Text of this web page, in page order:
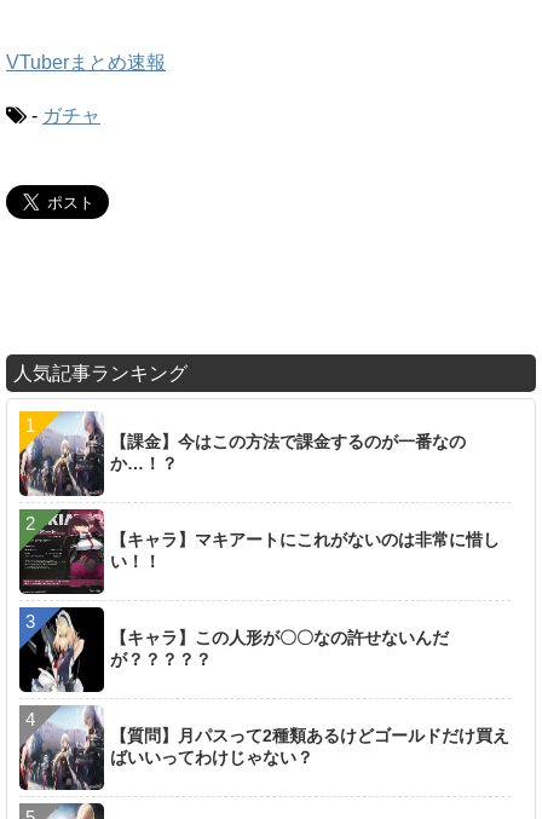
VTuberまとめ速報
- ガチャ
人気記事ランキング
【課金】今はこの方法で課金するのが一番なの
か…！？
【キャラ】マキアートにこれがないのは非常に惜し
い！！
【キャラ】この人形が〇〇なの許せないんだ
が？？？？？
【質問】月パスって2種類あるけどゴールドだけ買え
ばいいってわけじゃない？